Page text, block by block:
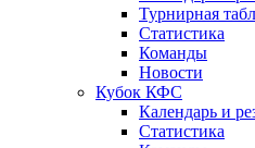
Турнирная
Статистика
Команды
Новости
Кубок КФС
Календарь и
Статистика